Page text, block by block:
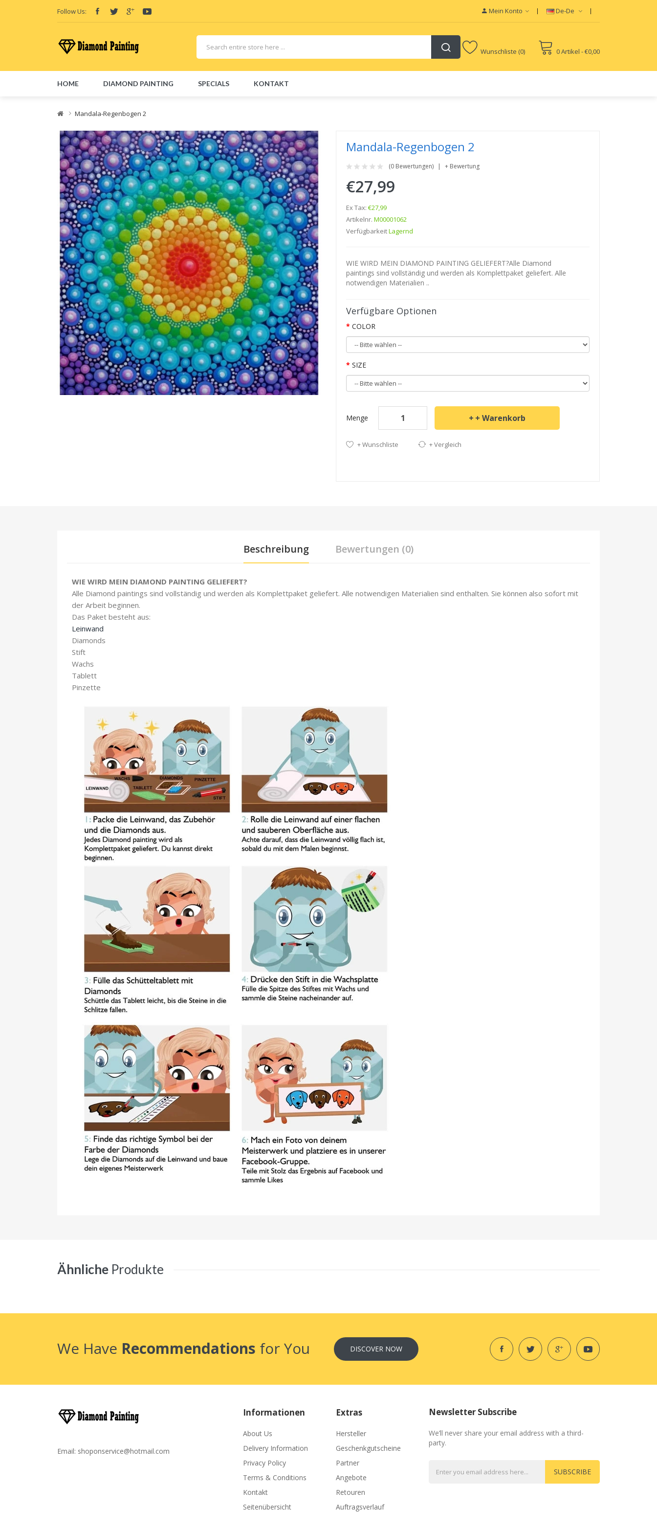
Follow Us: Mein Konto De-De
Wunschliste (0) 0 Artikel - €0,00
HOME DIAMOND PAINTING SPECIALS KONTAKT
Mandala-Regenbogen 2
Mandala-Regenbogen 2
(0 Bewertungen) + Bewertung
€27,99
Ex Tax: €27,99
Artikelnr. M00001062
VerfügbarkeitLagernd
WIE WIRD MEIN DIAMOND PAINTING GELIEFERT?Alle Diamond
paintings sind vollständig und werden als Komplettpaket geliefert. Alle
notwendigen Materialien ..
Verfügbare Optionen
COLOR
SIZE
Menge + Warenkorb
+ Wunschliste + Vergleich
Beschreibung Bewertungen (0)
WIE WIRD MEIN DIAMOND PAINTING GELIEFERT?
Alle Diamond paintings sind vollständig und werden als Komplettpaket geliefert. Alle notwendigen Materialien sind enthalten. Sie können also sofort mit
der Arbeit beginnen.
Das Paket besteht aus:
Leinwand
Diamonds
Stift
Wachs
Tablett
Pinzette
Ähnliche Produkte
We Have Recommendations for You DISCOVER NOW
Email: shoponservice@hotmail.com
Informationen
About Us
Delivery Information
Privacy Policy
Terms & Conditions
Kontakt
Seitenübersicht
Extras
Hersteller
Geschenkgutscheine
Partner
Angebote
Retouren
Auftragsverlauf
Newsletter Subscribe
We’ll never share your email address with a third-
party.
SUBSCRIBE